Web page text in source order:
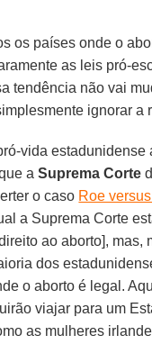
os países onde o
as leis pró-
tendência não vai
ignorar a
vida estadunidense
aSuprema Corte
o caso Roe
a Suprema Corte
ao aborto], mas,
dos
o aborto é legal.
viajar para um
as mulheres